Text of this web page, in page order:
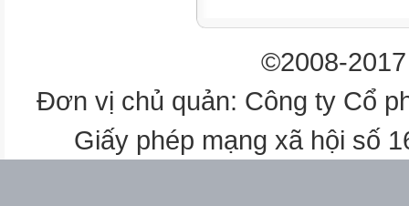
©2008-
Đơn vị chủ quản: Công ty Cổ
Giấy phép mạng xã hội số